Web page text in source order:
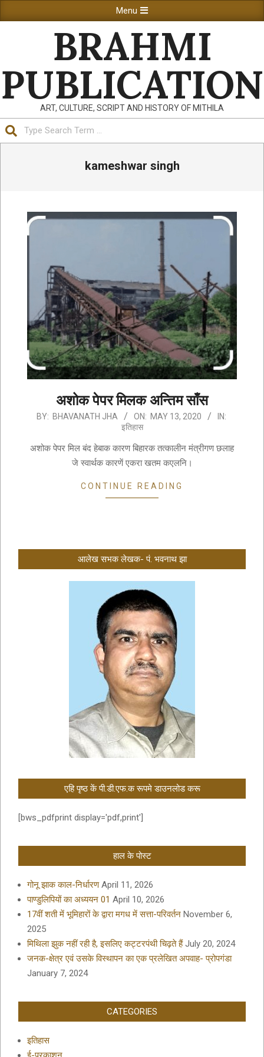
to
Navigation
Menu
BRAHMI
PUBLICATION
ART, CULTURE, SCRIPT AND HISTORY OF MITHILA
kameshwar singh
अशोक पेपर मिलक अन्तिम साँस
2020-
13
BY: BHAVANATH JHA ON: MAY 13, 2020
IN:
इतिहास
अशोक पेपर मिल बंद हेबाक कारण बिहारक तत्कालीन मंत्रीगण छलाह
जे स्वार्थक कारणें एकरा खतम कएलनि।
CONTINUE READING
आलेख सभक लेखक- पं. भवनाथ झा
एहि पृष्ठ कें पी.डी.एफ.क रूपमे डाउनलोड करू
[bws_pdfprint display='pdf,print']
हाल के पोस्ट
गोनू झाक काल-निर्धारण April 11, 2026
पाण्डुलिपियों का अध्ययन 01 April 10, 2026
17वीं शती में भूमिहारों के द्वारा मगध में सत्ता-परिवर्तन November 6,
2025
मिथिला झुक नहीं रही है, इसलिए कट्टरपंथी चिढ़ते हैं July 20, 2024
जनक-क्षेत्र एवं उसके विस्थापन का एक प्रलेखित अपवाह- प्रोपगंडा
January 7, 2024
CATEGORIES
इतिहास